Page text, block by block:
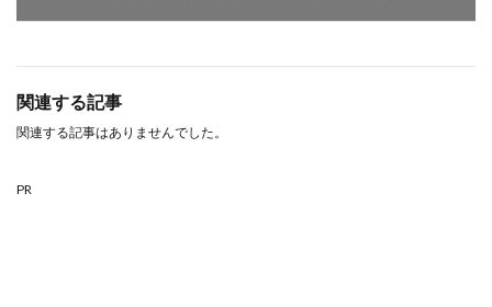
関連する記事
関連する記事はありませんでした。
PR